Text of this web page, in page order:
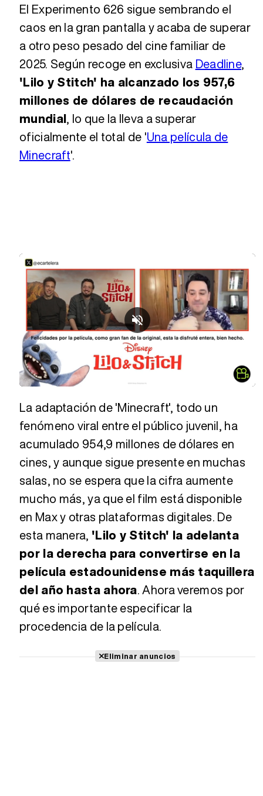
El Experimento 626 sigue sembrando el
caos en la gran pantalla y acaba de superar
a otro peso pesado del cine familiar de
2025. Según recoge en exclusiva Deadline,
'Lilo y Stitch' ha alcanzado los 957,6
millones de dólares de recaudación
mundial, lo que la lleva a superar
oficialmente el total de 'Una película de
Minecraft'.
Unmute Loaded
13.20%
La adaptación de 'Minecraft', todo un
fenómeno viral entre el público juvenil, ha
acumulado 954,9 millones de dólares en
cines, y aunque sigue presente en muchas
salas, no se espera que la cifra aumente
mucho más, ya que el film está disponible
en Max y otras plataformas digitales. De
esta manera, 'Lilo y Stitch' la adelanta
por la derecha para convertirse en la
película estadounidense más taquillera
del año hasta ahora. Ahora veremos por
qué es importante especificar la
procedencia de la película.
Eliminar anuncios